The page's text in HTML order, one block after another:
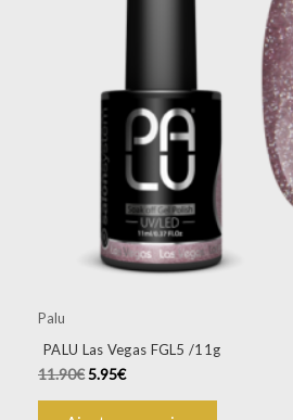
Palu
PALU Las Vegas FGL5 /11g
11.90€5.95€